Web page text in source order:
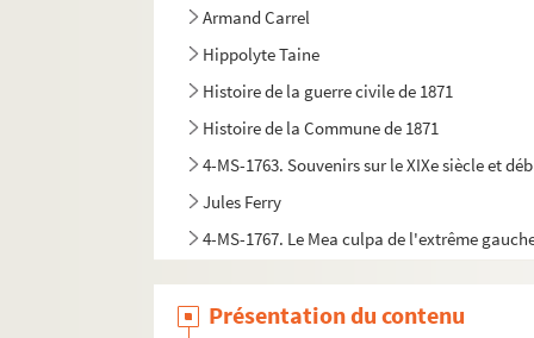
Armand Carrel
Hippolyte Taine
Histoire de la guerre civile de 1871
Histoire de la Commune de 1871
4-MS-1763. Souvenirs sur le XIXe siècle et
Jules Ferry
4-MS-1767. Le Mea culpa de l'extrême
Jean Jaurès
Présentation du contenu